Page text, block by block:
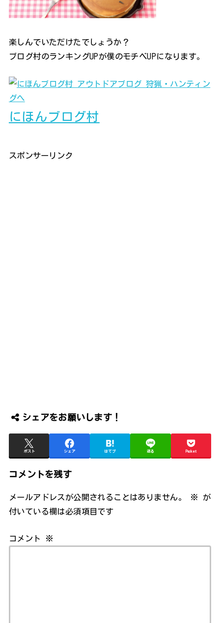
楽しんでいただけたでしょうか？
ブログ村のランキングUPが僕のモチベUPになります。
にほんブログ村
スポンサーリンク
シェアをお願いします！
ポスト シェア はてブ 送る Pocket
コメントを残す
メールアドレスが公開されることはありません。 ※
が
付いている欄は必須項目です
コメント ※